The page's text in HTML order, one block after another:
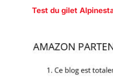
Test du gilet